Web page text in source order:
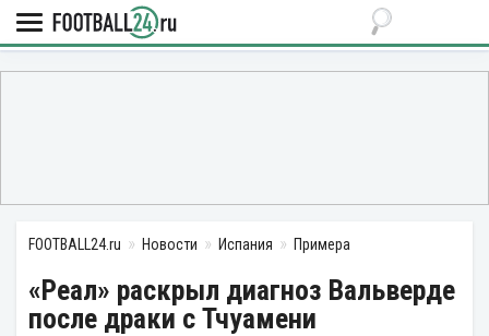
FOOTBALL24.ru Новости Испания Примера
«Реал» раскрыл диагноз Вальверде
после драки с Тчуамени